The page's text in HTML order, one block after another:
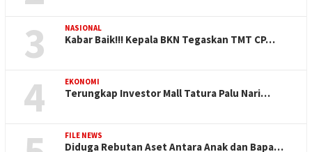
3 NASIONAL
Kabar Baik!!! Kepala BKN Tegaskan TMT CP…
4 EKONOMI
Terungkap Investor Mall Tatura Palu Nari…
FILE NEWS
Diduga Rebutan Aset Antara Anak dan Bapa…